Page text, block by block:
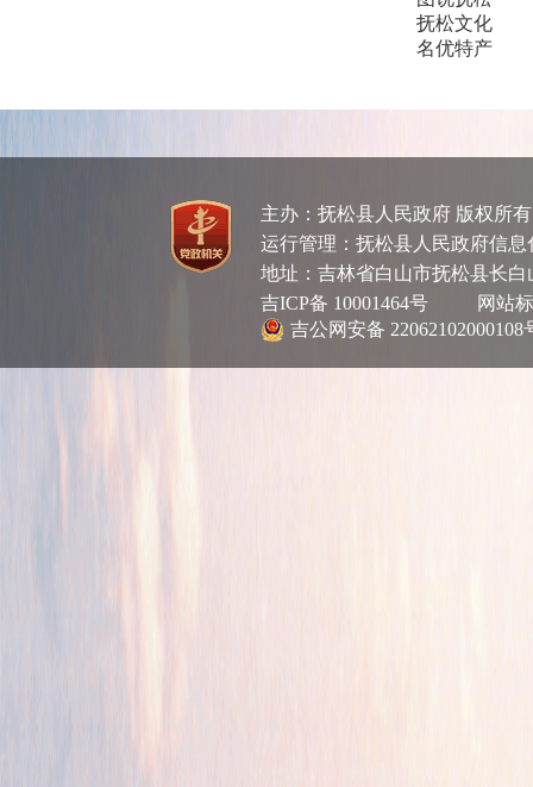
抚松文化
名优特产
主办：抚松县人民政府 版权
运行管理：抚松县人民政府信
地址：吉林省白山市抚松县长
吉ICP备 10001464号
网站标
吉公网安备 22062102000108